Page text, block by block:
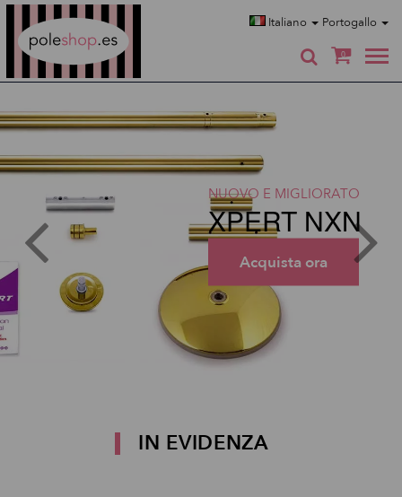
Italiano Portogallo
0
NUOVO E MIGLIORATO
XPERT NXN
Acquista ora
IN EVIDENZA